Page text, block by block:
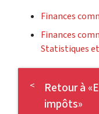
Finances
Finances
Statistiques
Retour à
impôts»